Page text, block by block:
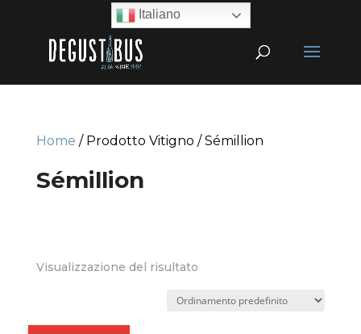
Home / Prodotto Vitigno / Sémillion
Sémillion
Visualizzazione del risultato
Italiano